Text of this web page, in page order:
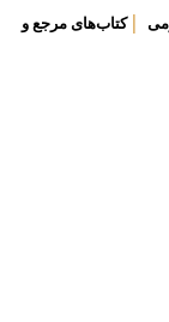
|کتاب‌های مرجع و